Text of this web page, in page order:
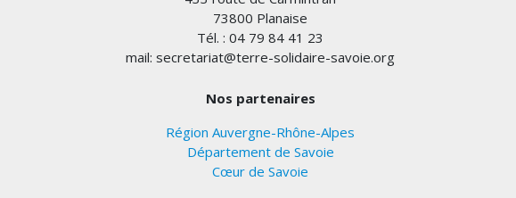
73800 Planaise
Tél. : 04 79 84 41 23
mail: secretariat@terre-solidaire-savoie.org
Nos partenaires
Région Auvergne-Rhône-Alpes
Département de Savoie
Cœur de Savoie